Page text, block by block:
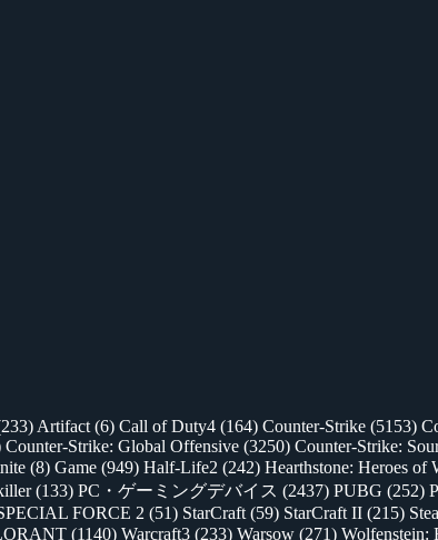
Artifact (6) Call of Duty4 (164) Counter-Strike (5153)
Counter-Strike: Global Offensive (3250) Counter-Strike:
(8) Game (949) Half-Life2 (242) Hearthstone: Heroes of
(133) PC・ゲーミングデバイス (2437) PUBG (252)
FORCE 2 (51) StarCraft (59) StarCraft II (215)
(1140) Warcraft3 (233) Warsow (271) Wolfenstein: